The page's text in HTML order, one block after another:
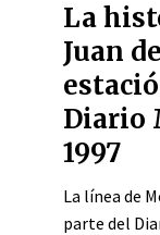
La
Juan
Diario
1997
La línea de
parte del